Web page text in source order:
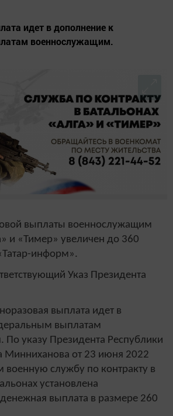
идет в дополнение к
военнослужащим.
выплаты военнослужащим
и «Тимер» увеличен до 360
информ».
Указ Президента
выплата идет в
выплатам
указу Президента Республики
Минниханова от 23 июня 2022
военную службу по контракту в
установлена
выплата в размере 260